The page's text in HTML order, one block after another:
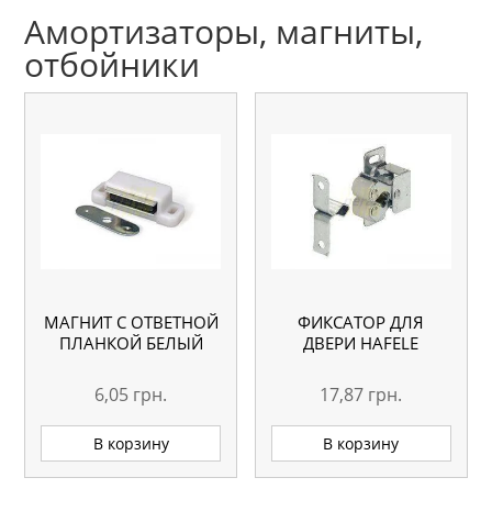
Амортизаторы, магниты,
отбойники
МАГНИТ С ОТВЕТНОЙ
ПЛАНКОЙ БЕЛЫЙ
6,05 грн.
В корзину
ФИКСАТОР ДЛЯ
ДВЕРИ HAFELE
17,87 грн.
В корзину